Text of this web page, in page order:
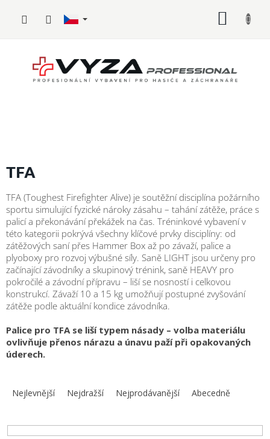
Požární
sport
Zdravotnické
vybavení
Oblečení,
obuv
a
doplňky
Nepřehlédněte
★
TFA
TFA (Toughest Firefighter Alive) je soutěžní disciplína požárního
sportu simulující fyzické nároky zásahu – tahání zátěže, práce s
palicí a překonávání překážek na čas. Tréninkové vybavení v
této kategorii pokrývá všechny klíčové prvky disciplíny: od
zátěžových saní přes Hammer Box až po závaží, palice a
plyoboxy pro rozvoj výbušné síly. Saně LIGHT jsou určeny pro
začínající závodníky a skupinový trénink, saně HEAVY pro
pokročilé a závodní přípravu – liší se nosností i celkovou
konstrukcí. Závaží 10 a 15 kg umožňují postupné zvyšování
zátěže podle aktuální kondice závodníka.
Palice pro TFA se liší typem násady – volba materiálu
ovlivňuje přenos nárazu a únavu paží při opakovaných
úderech.
n
Nejlevnější Nejdražší Nejprodávanější Abecedně